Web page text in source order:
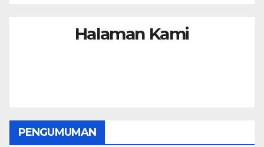
Halaman Kami
PENGUMUMAN